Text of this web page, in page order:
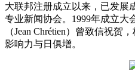
大联邦注册成立以来，已发展
专业新闻协会。1999年成立大
（Jean Chrétien）曾致信祝贺
影响力与日俱增。